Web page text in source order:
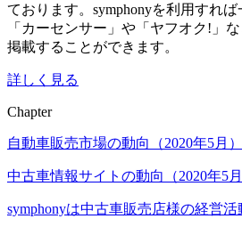
ております。symphonyを利用すれ
「カーセンサー」や「ヤフオク!」
掲載することができます。
詳しく見る
Chapter
自動車販売市場の動向（2020年5月）
中古車情報サイトの動向（2020年5月
symphonyは中古車販売店様の経営